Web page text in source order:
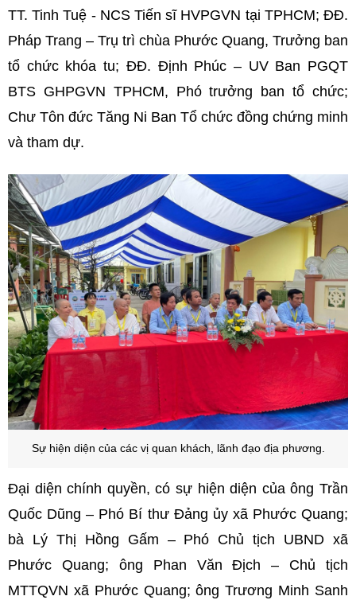
TT. Tinh Tuệ - NCS Tiến sĩ HVPGVN tại TPHCM; ĐĐ.
Pháp Trang – Trụ trì chùa Phước Quang, Trưởng ban
tổ chức khóa tu; ĐĐ. Định Phúc – UV Ban PGQT
BTS GHPGVN TPHCM, Phó trưởng ban tổ chức;
Chư Tôn đức Tăng Ni Ban Tổ chức đồng chứng minh
và tham dự.
Sự hiện diện của các vị quan khách, lãnh đạo địa phương.
Đại diện chính quyền, có sự hiện diện của ông Trần
Quốc Dũng – Phó Bí thư Đảng ủy xã Phước Quang;
bà Lý Thị Hồng Gấm – Phó Chủ tịch UBND xã
Phước Quang; ông Phan Văn Địch – Chủ tịch
MTTQVN xã Phước Quang; ông Trương Minh Sanh